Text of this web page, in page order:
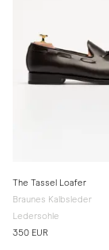
The Tassel Loafer
Braunes Kalbsleder
Ledersohle
350 EUR